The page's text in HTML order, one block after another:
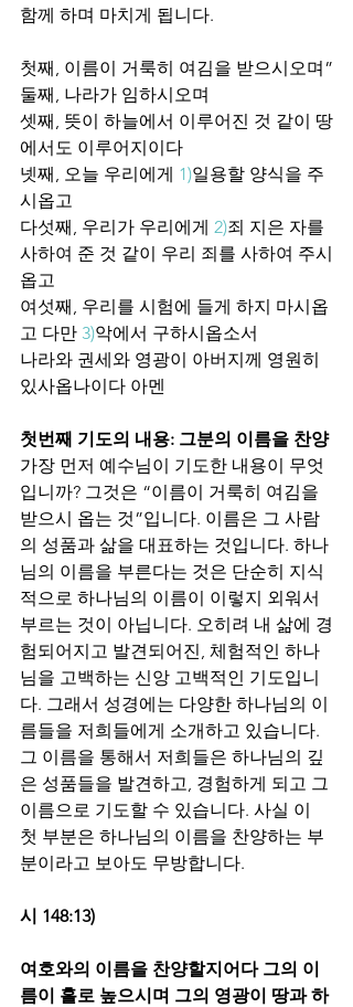
함께 하며 마치게 됩니다.
첫째, 이름이 거룩히 여김을 받으시오며”
둘째, 나라가 임하시오며
셋째, 뜻이 하늘에서 이루어진 것 같이 땅
에서도 이루어지이다
넷째, 오늘 우리에게 1)일용할 양식을 주
시옵고
다섯째, 우리가 우리에게 2)죄 지은 자를
사하여 준 것 같이 우리 죄를 사하여 주시
옵고
여섯째, 우리를 시험에 들게 하지 마시옵
고 다만 3)악에서 구하시옵소서
나라와 권세와 영광이 아버지께 영원히
있사옵나이다 아멘
첫번째 기도의 내용: 그분의 이름을 찬양
가장 먼저 예수님이 기도한 내용이 무엇
입니까? 그것은 “이름이 거룩히 여김을
받으시 옵는 것”입니다. 이름은 그 사람
의 성품과 삶을 대표하는 것입니다. 하나
님의 이름을 부른다는 것은 단순히 지식
적으로 하나님의 이름이 이렇지 외워서
부르는 것이 아닙니다. 오히려 내 삶에 경
험되어지고 발견되어진, 체험적인 하나
님을 고백하는 신앙 고백적인 기도입니
다. 그래서 성경에는 다양한 하나님의 이
름들을 저희들에게 소개하고 있습니다.
그 이름을 통해서 저희들은 하나님의 깊
은 성품들을 발견하고, 경험하게 되고 그
이름으로 기도할 수 있습니다. 사실 이
첫 부분은 하나님의 이름을 찬양하는 부
분이라고 보아도 무방합니다.
시 148:13)
여호와의 이름을 찬양할지어다 그의 이
름이 홀로 높으시며 그의 영광이 땅과 하